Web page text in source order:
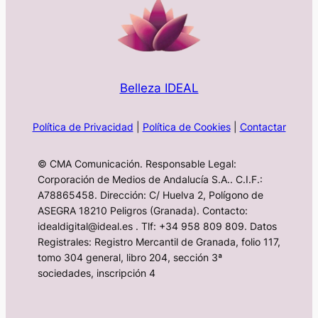
Belleza IDEAL
Política de Privacidad Política de Cookies| Contactar
© CMA Comunicación. Responsable Legal:
Corporación de Medios de Andalucía S.A.. C.I.F.:
A78865458. Dirección: C/ Huelva 2, Polígono de
ASEGRA 18210 Peligros (Granada). Contacto:
idealdigital@ideal.es . Tlf: +34 958 809 809. Datos
Registrales: Registro Mercantil de Granada, folio 117,
tomo 304 general, libro 204, sección 3ª
sociedades, inscripción 4